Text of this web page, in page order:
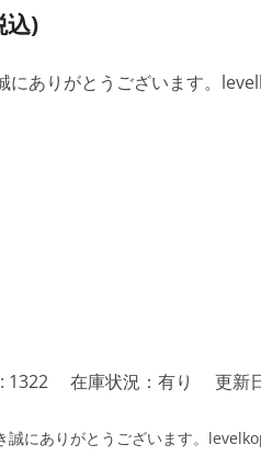
込)
にありがとうございます。
1322 在庫状況：有り 更新
誠にありがとうございます。